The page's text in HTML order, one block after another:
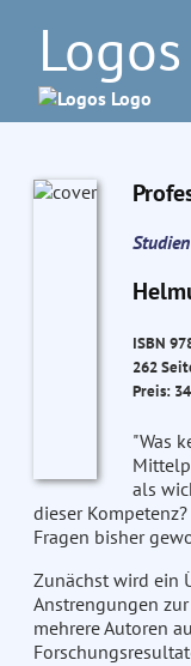
ISBN
262
Preis:
"Was
als
dieser
Fragen bisher
Zunächst wird ein
Anstrengungen
mehrere Autoren